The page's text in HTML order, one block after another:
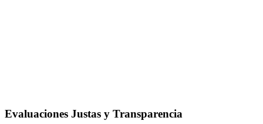
Evaluaciones Justas y Transparencia